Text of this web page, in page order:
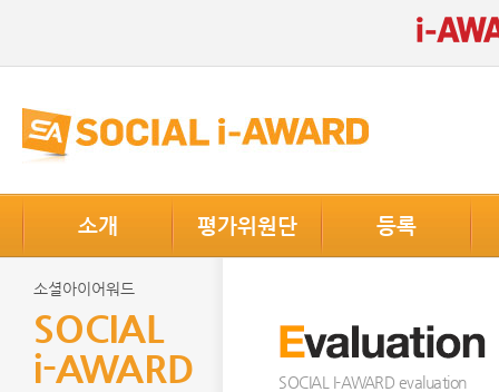
소개 평가위원단 등록
SOCIAL I-AWARD evaluation
소셜아이어워드
SOCIAL
i-AWARD